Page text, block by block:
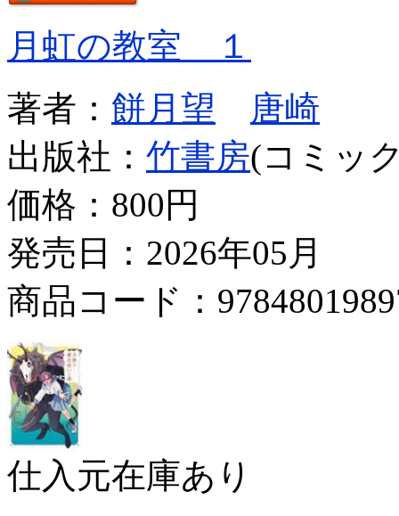
月虹の教室 １
著者： 餅月望
唐崎
出版社： 竹書房(コミッ
価格： 800円
発売日：2026年05月
商品コード：
仕入元在庫あり